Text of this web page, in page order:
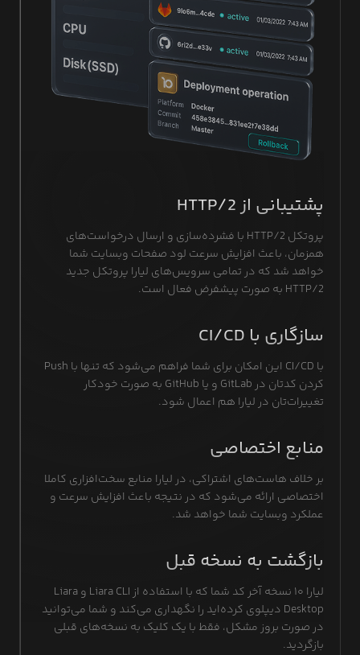
پشتیبانی از HTTP/2
پروتکل HTTP/2 با فشرده‌سازی و ارسال درخواست‌های
همزمان، باعث افزایش سرعت لود صفحات وبسایت شما
خواهد شد که در تمامی سرویس‌های لیارا پروتکل جدید
HTTP/2 به صورت پیشفرض فعال است.
سازگاری با CI/CD
با CI/CD این امکان برای شما فراهم می‌شود که تنها با Push
کردن کدتان در GitLab و یا GitHub به صورت خودکار
تغییرات‌تان در لیارا هم اعمال شود.
منابع اختصاصی
بر خلاف هاست‌های اشتراکی، در لیارا منابع سخت‌افزاری کاملا
اختصاصی ارائه می‌شود که در نتیجه باعث افزایش سرعت و
عملکرد وبسایت شما خواهد شد.
بازگشت به نسخه قبل
لیارا ۱۰ نسخه آخر کد شما که با استفاده از Liara CLI و Liara
Desktop دیپلوی کرده‌اید را نگهداری می‌کند و شما می‌توانید
در صورت بروز مشکل، فقط با یک کلیک به نسخه‌های قبلی
بازگردید.